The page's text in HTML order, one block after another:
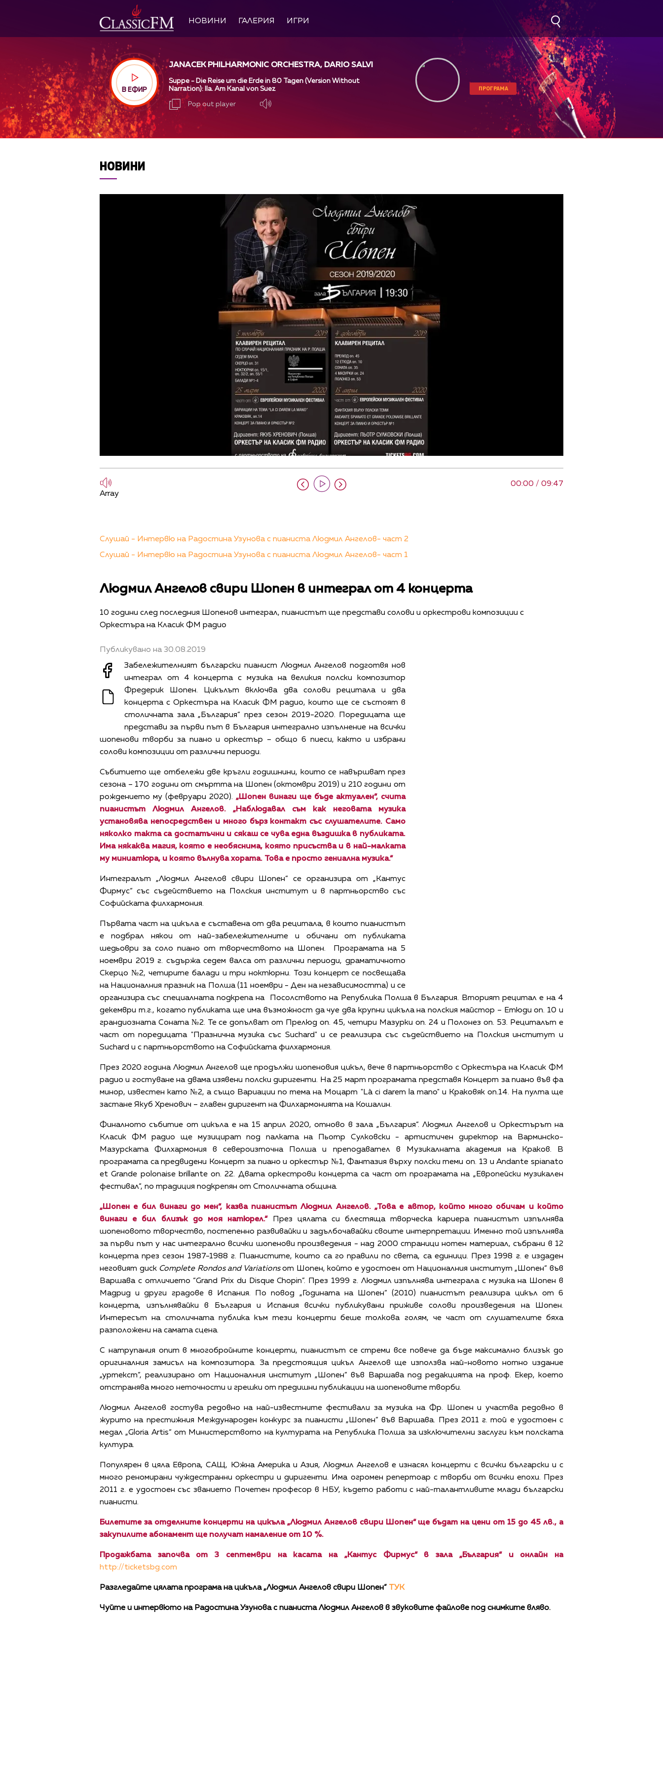
НОВИНИ ГАЛЕРИЯ ИГРИ
В ЕФИР
JANACEK PHILHARMONIC ORCHESTRA, DARIO SALVI
Suppe - Die Reise um die Erde in 80 Tagen (Version Without
Narration): IIa. Am Kanal von Suez
Pop out player
ПРОГРАМА
НОВИНИ
00:00 / 09:47
Array
Слушай - Интервю на Радостина Узунова с пианиста Людмил Ангелов- част 2
Слушай - Интервю на Радостина Узунова с пианиста Людмил Ангелов- част 1
Людмил Ангелов свири Шопен в интеграл от 4 концерта
10 години след последния Шопенов интеграл, пианистът ще представи солови и оркестрови композиции с
Оркестъра на Класик ФМ радио
Публикувано на 30.08.2019
Забележителният български пианист Людмил Ангелов подготвя нов
интеграл от 4 концерта с музика на великия полски композитор
Фредерик Шопен. Цикълът включва два солови рецитала и два
концерта с Оркестъра на Класик ФМ радио, които ще се състоят в
столичната зала „България“ през сезон 2019-2020. Поредицата ще
представи за първи път в България интегрално изпълнение на всички
шопенови творби за пиано и оркестър – общо 6 пиеси, както и избрани
солови композиции от различни периоди.
Събитието ще отбележи две кръгли годишнини, които се навършват през
сезона – 170 години от смъртта на Шопен (октомври 2019) и 210 години от
рождението му (февруари 2020). „Шопен винаги ще бъде актуален“, счита
пианистът Людмил Ангелов. „Наблюдавал съм как неговата музика
установява непосредствен и много бърз контакт със слушателите. Само
няколко такта са достатъчни и сякаш се чува една въздишка в публиката.
Има някаква магия, която е необяснима, която присъства и в най-малката
му миниатюра, и която вълнува хората. Това е просто гениална музика.“
Интегралът „Людмил Ангелов свири Шопен“ се организира от „Кантус
Фирмус“ със съдействието на Полския институт и в партньорство със
Софийската филхармония.
Първата част на цикъла е съставена от два рецитала, в които пианистът
е подбрал някои от най-забележителните и обичани от публиката
шедьоври за соло пиано от творчеството на Шопен. Програмата на 5
ноември 2019 г. съдържа седем валса от различни периоди, драматичното
Скерцо №2, четирите балади и три ноктюрни. Този концерт се посвещава
на Националния празник на Полша (11 ноември - Ден на независимостта) и се
организира със специалната подкрепа на Посолството на Република Полша в България. Вторият рецитал е на 4
декември т.г., когато публиката ще има възможност да чуе два крупни цикъла на полския майстор – Етюди оп. 10 и
грандиозната Соната №2. Те се допълват от Прелюд оп. 45, четири Мазурки оп. 24 и Полонез оп. 53. Рециталът е
част от поредицата "Празнична музика със Suchard" и се реализира със съдействието на Полския институт и
Suchard и с партньорството на Софийската филхармония.
През 2020 година Людмил Ангелов ще продължи шопеновия цикъл, вече в партньорство с Оркестъра на Класик ФМ
радио и гостуване на двама изявени полски диригенти. На 25 март програмата представя Концерт за пиано във фа
минор, известен като №2, а също Вариации по тема на Моцарт "Là ci darem la mano" и Краковяк оп.14. На пулта ще
застане Якуб Хренович – главен диригент на Филхармонията на Кошалин.
Финалното събитие от цикъла е на 15 април 2020, отново в зала „България“. Людмил Ангелов и Оркестърът на
Класик ФМ радио ще музицират под палката на Пьотр Сулковски - артистичен директор на Варминско-
Мазурската Филхармония в североизточна Полша и преподавател в Музикалната академия на Краков. В
програмата са предвидени Концерт за пиано и оркестър №1, Фантазия върху полски теми оп. 13 и Andante spianato
et Grande polonaise brillante оп. 22. Двата оркестрови концерта са част от програмата на „Европейски музикален
фестивал“, по традиция подкрепян от Столичната община.
„Шопен е бил винаги до мен“, казва пианистът Людмил Ангелов. „Това е автор, който много обичам и който
винаги е бил близък до моя натюрел.“
През цялата си блестяща творческа кариера пианистът изпълнява
шопеновото творчество, постепенно развивайки и задълбочавайки своите интерпретации. Именно той изпълнява
за първи път у нас интегрално всички шопенови произведения - над 2000 страници нотен материал, събрани в 12
концерта през сезон 1987-1988 г. Пианистите, които са го правили по света, са единици. През 1998 г. е издаден
неговият диск Complete Rondos and Variationsот Шопен, който е удостоен от Националния институт „Шопен“ във
Варшава с отличието “Grand Prix du Disque Chopin”. През 1999 г. Людмил изпълнява интеграла с музика на Шопен в
Мадрид и други градове в Испания. По повод „Годината на Шопен“ (2010) пианистът реализира цикъл от 6
концерта, изпълнявайки в България и Испания всички публикувани приживе солови произведения на Шопен.
Интересът на столичната публика към тези концерти беше толкова голям, че част от слушателите бяха
разположени на самата сцена.
С натрупания опит в многобройните концерти, пианистът се стреми все повече да бъде максимално близък до
оригиналния замисъл на композитора. За предстоящия цикъл Ангелов ще използва най-новото нотно издание
„уртекст“, реализирано от Националния институт „Шопен“ във Варшава под редакцията на проф. Екер, което
отстранява много неточности и грешки от предишни публикации на шопеновите творби.
Людмил Ангелов гостува редовно на най-известните фестивали за музика на Фр. Шопен и участва редовно в
журито на престижния Международен конкурс за пианисти „Шопен“ във Варшава. През 2011 г. той е удостоен с
медал „Gloria Artis“ от Министерството на културата на Република Полша за изключителни заслуги към полската
култура.
Популярен в цяла Европа, САЩ, Южна Америка и Азия, Людмил Ангелов е изнасял концерти с всички български и с
много реномирани чуждестранни оркестри и диригенти. Има огромен репертоар с творби от всички епохи. През
2011 г. е удостоен със званието Почетен професор в НБУ, където работи с най-талантливите млади български
пианисти.
Билетите за отделните концерти на цикъла „Людмил Ангелов свири Шопен“ ще бъдат на цени от 15 до 45 лв., а
закупилите абонамент ще получат намаление от 10 %.
Продажбата започва от 3 септември на касата на „Кантус Фирмус“ в зала „България“ и онлайн на
http://ticketsbg.com
Разгледайте цялата програма на цикъла „Людмил Ангелов свири Шопен“ ТУК
Чуйте и интервюто на Радостина Узунова с пианиста Людмил Ангелов в звуковите файлове под снимките вляво.